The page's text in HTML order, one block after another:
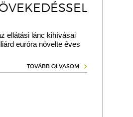
ellátási lánc kihívásai
euróra növelte éves
TOVÁBB OLVASOM